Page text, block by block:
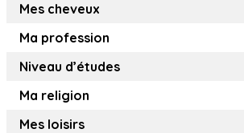
Mes cheveux
Ma profession
Niveau d’études
Ma religion
Mes loisirs